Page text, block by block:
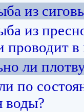
из
из
проводит
ли
по
воды?